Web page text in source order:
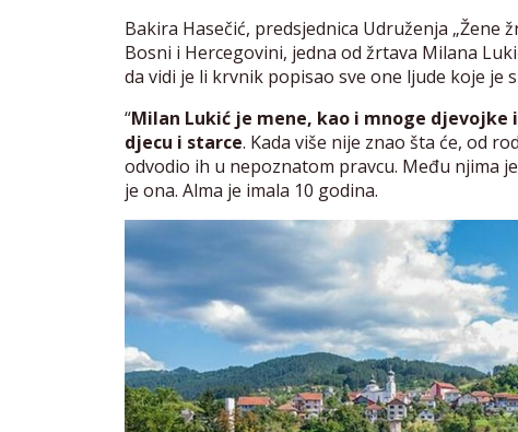
Bakira Hasečić, predsjednica Udruženja
Bosni i Hercegovini, jedna od žrtava Milana
da vidi je li krvnik popisao sve one ljude koje je
“Milan Lukić je mene, kao i mnoge djevojke
djecu i starce. Kada više nije znao šta će, od
odvodio ih u nepoznatom pravcu. Među njima
je ona. Alma je imala 10 godina.